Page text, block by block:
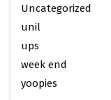
Uncategorized
unil
ups
week end
yoopies